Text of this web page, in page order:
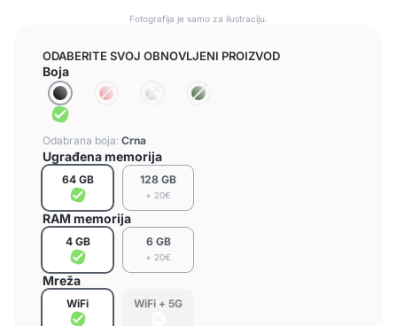
Fotografija je samo za ilustraciju.
ODABERITE SVOJ OBNOVLJENI PROIZVOD
Boja
Odabrana boja: Crna
Ugrađena memorija
64 GB 128 GB
+ 20€
RAM memorija
4 GB 6 GB
+ 20€
Mreža
WiFi WiFi + 5G